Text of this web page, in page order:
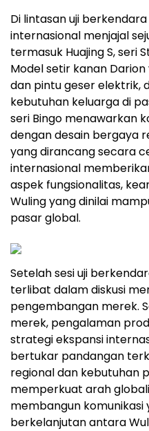
Di lintasan uji
internasional menjajal
termasuk Huajing S, seri
Model setir kanan
dan pintu geser elektrik,
kebutuhan keluarga di
seri Bingo menawarkan
dengan desain bergaya
yang dirancang secara
internasional
aspek fungsionalitas,
Wuling yang dinilai
pasar global.
Setelah sesi uji
terlibat dalam diskusi
pengembangan merek.
merek, pengalaman
strategi ekspansi
bertukar pandangan
regional dan kebutuhan
memperkuat arah
membangun
berkelanjutan antara